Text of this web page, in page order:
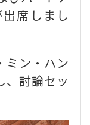
席しまし
ミン・ハン
、討論セッ